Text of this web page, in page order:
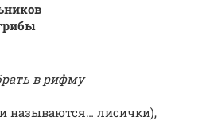
в рифму
называются… лисички),